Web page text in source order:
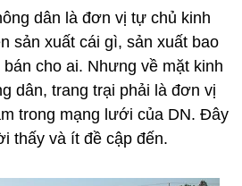
dân là đơn vị tự chủ kinh
sản xuất cái gì, sản xuất bao
cho ai. Nhưng về mặt kinh
dân, trang trại phải là đơn vị
trong mạng lưới của DN. Đây
thấy và ít đề cập đến.